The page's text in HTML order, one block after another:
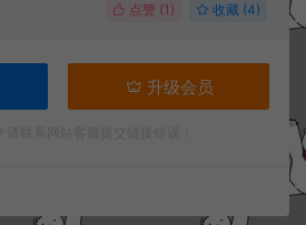
点赞 (1 ) 收藏 (4)
升级会员